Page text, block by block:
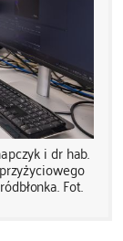
i dr hab.
Fot.